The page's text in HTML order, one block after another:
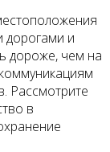
дорогами и
дороже, чем на
Рассмотрите
в